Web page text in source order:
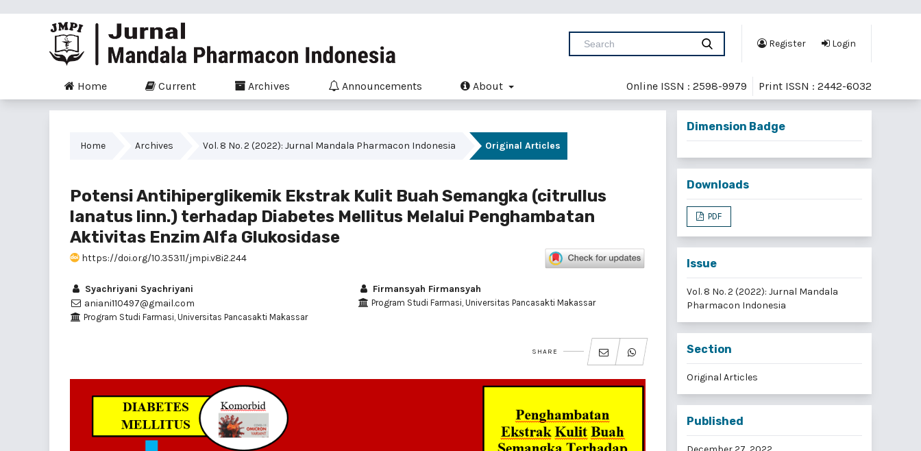
Register Login
Home Current Archives Announcements About Online ISSN : 2598-9979 Print ISSN : 2442-6032
Home Archives Vol. 8 No. 2 (2022): Jurnal Mandala Pharmacon Indonesia Original Articles
Potensi Antihiperglikemik Ekstrak Kulit Buah Semangka (citrullus
lanatus linn.) terhadap Diabetes Mellitus Melalui Penghambatan
Aktivitas Enzim Alfa Glukosidase
https://doi.org/10.35311/jmpi.v8i2.244
Syachriyani Syachriyani
aniani110497@gmail.com
Program Studi Farmasi, Universitas Pancasakti Makassar
Firmansyah Firmansyah
Program Studi Farmasi, Universitas Pancasakti Makassar
SHARE
Dimension Badge
Downloads
PDF
Issue
Vol. 8 No. 2 (2022): Jurnal Mandala
Pharmacon Indonesia
Section
Original Articles
Published